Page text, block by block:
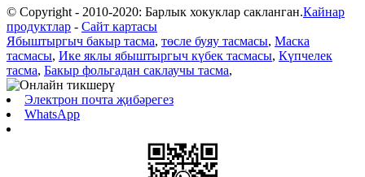
© Copyright - 2010-2020: Барлык хокуклар сакланган.Кайнар
продуктлар - Сайт картасы
Ябыштыргыч бакыр тасма, төсле буяу тасмасы, Маска
тасмасы, Ике яклы ябыштыргыч күбек тасмасы, Күпчелек
тасма, Бакыр фольгадан саклаучы тасма,
Электрон почта җибәрегез
WhatsApp